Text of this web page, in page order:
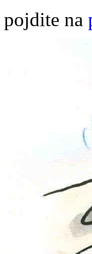
pojdite na